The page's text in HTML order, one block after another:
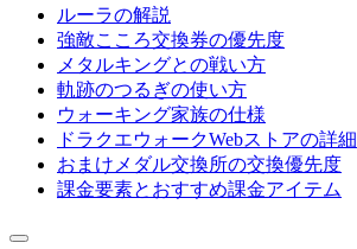
ルーラの解説
強敵こころ交換券の優先度
メタルキングとの戦い方
軌跡のつるぎの使い方
ウォーキング家族の仕様
ドラクエウォークWebストアの詳細
おまけメダル交換所の交換優先度
課金要素とおすすめ課金アイテム